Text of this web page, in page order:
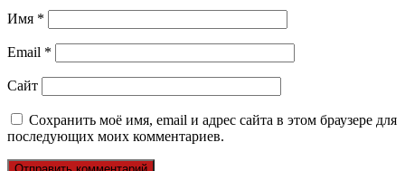
Имя *
Email *
Сайт
Сохранить моё имя, email и адрес сайта в этом браузере для
последующих моих комментариев.